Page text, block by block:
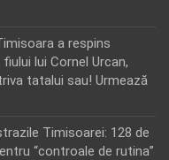
a respins
lui Cornel Urcan,
tatalui sau! Urmează
Timisoarei: 128 de
“controale de rutina”